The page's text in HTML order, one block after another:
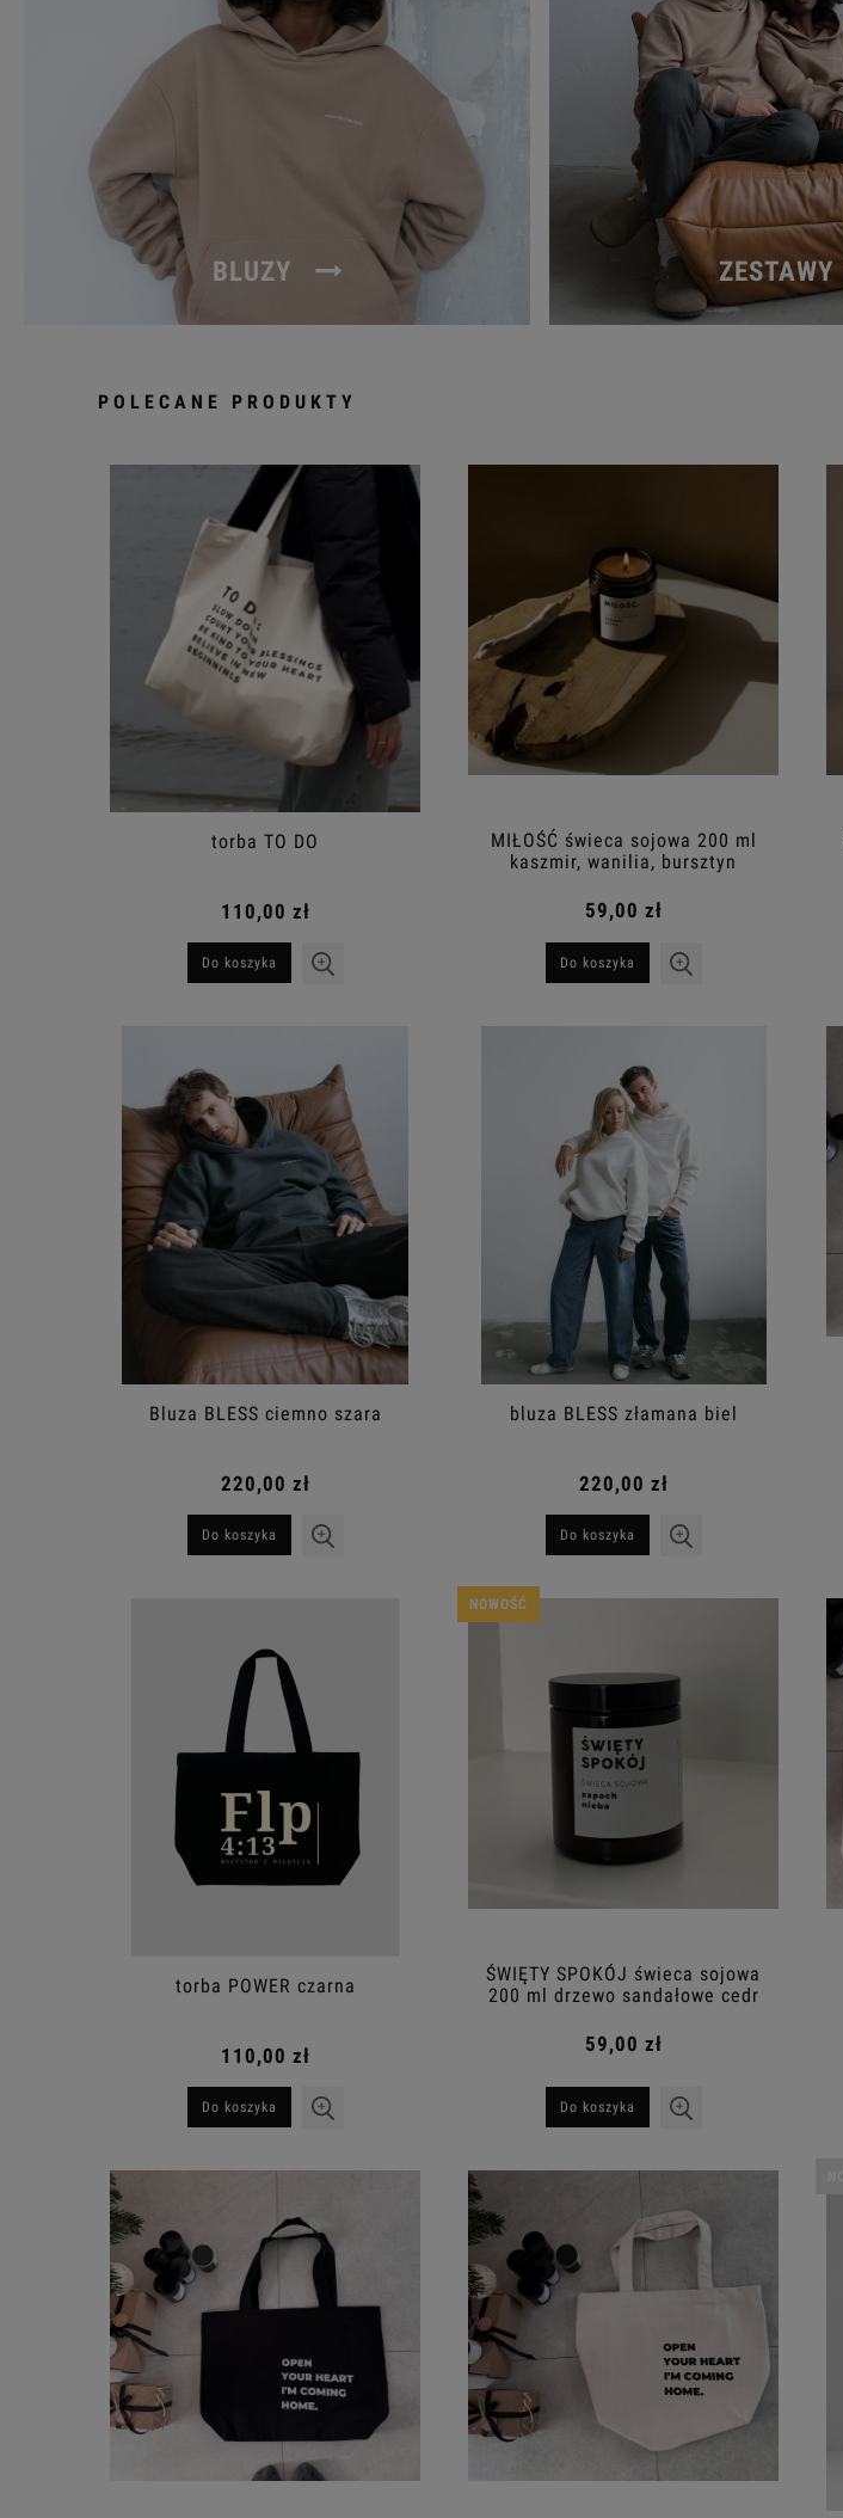
BLUZY ZESTAWY
POLECANE PRODUKTY
torba TO DO
110,00 zł
Do koszyka
MIŁOŚĆ świeca sojowa 200 ml
kaszmir, wanilia, bursztyn
59,00 zł
Do koszyka
Bluza BLESS ciemno szara
220,00 zł
Do koszyka
bluza BLESS złamana biel
220,00 zł
Do koszyka
torba POWER czarna
110,00 zł
Do koszyka
ŚWIĘTY SPOKÓJ świeca sojowa
200 ml drzewo sandałowe cedr
59,00 zł
Do koszyka
NOWOŚĆ